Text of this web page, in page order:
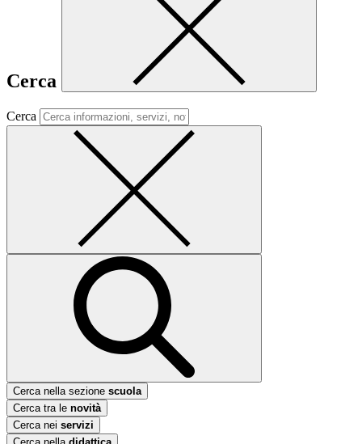
Cerca
Cerca
Cerca nella sezione scuola
Cerca tra le novità
Cerca nei servizi